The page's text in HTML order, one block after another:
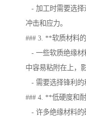
- 加工时需要选择
冲击和应力。
### 3. **软质材料
- 一些软质绝缘材
中容易粘附在上，
- 需要选择锋利的
### 4. **低硬度和
- 许多绝缘材料的